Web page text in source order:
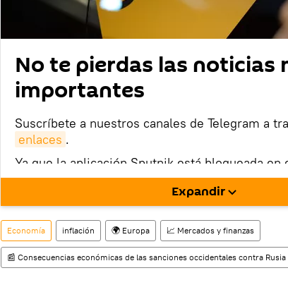
No te pierdas las noticias
importantes
Suscríbete a nuestros canales de Telegram a
enlaces .
Ya que la aplicación Sputnik está bloqueada en
este enlace puedes descargarla e instalarla
También tenemos una cuenta en la red social
Expandir
Economía inflación 🌍 Europa 📈 Mercados y finanzas
📰 Consecuencias económicas de las sanciones occidentales contra Rusia